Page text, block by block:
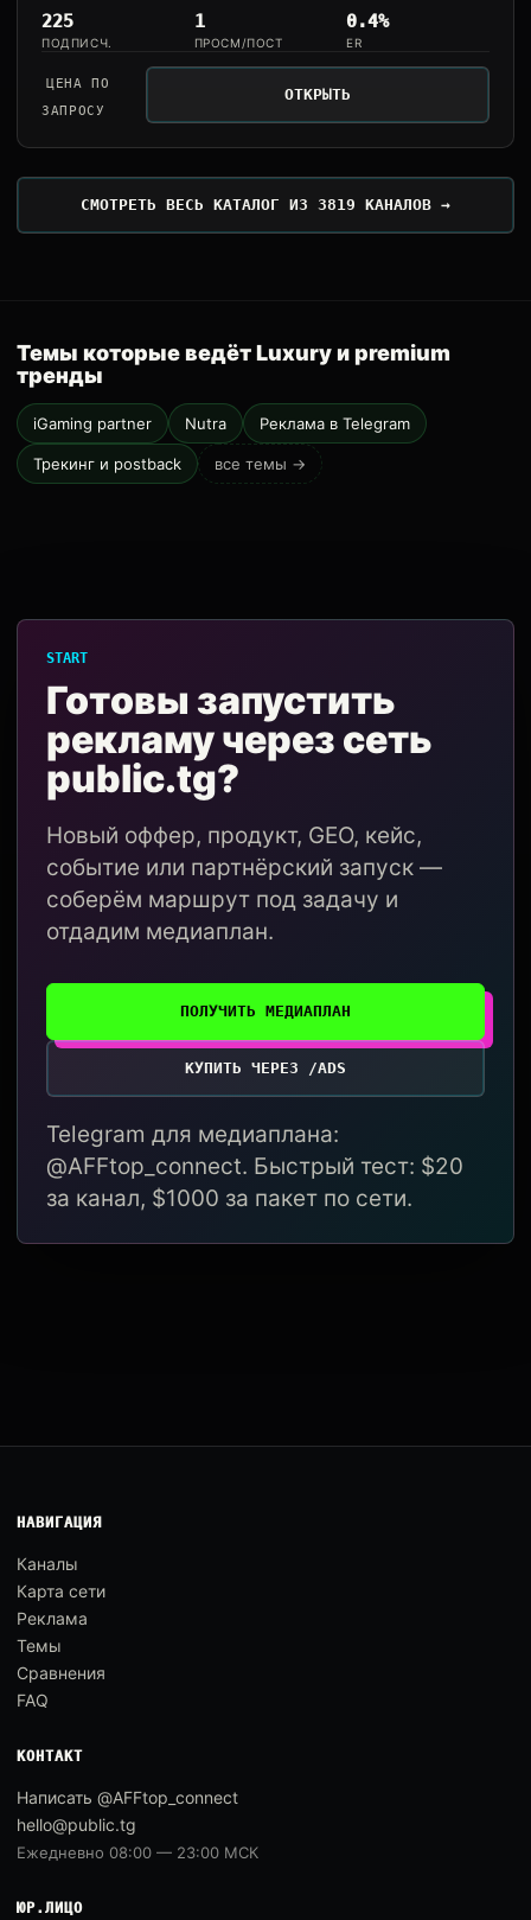
225
ПОДПИСЧ.
1
ПРОСМ/ПОСТ
0.4%
ER
ЦЕНА ПО
ЗАПРОСУ
ОТКРЫТЬ
СМОТРЕТЬ ВЕСЬ КАТАЛОГ ИЗ 3819 КАНАЛОВ →
Темы которые ведёт Luxury и premium
тренды
iGaming partner Nutra Реклама в Telegram
Трекинг и postback все темы →
START
Готовы запустить
рекламу через сеть
public.tg?
Новый оффер, продукт, GEO, кейс,
событие или партнёрский запуск —
соберём маршрут под задачу и
отдадим медиаплан.
ПОЛУЧИТЬ МЕДИАПЛАН
КУПИТЬ ЧЕРЕЗ /ADS
Telegram для медиаплана:
@AFFtop_connect. Быстрый тест: $20
за канал, $1000 за пакет по сети.
НАВИГАЦИЯ
Каналы
Карта сети
Реклама
Темы
Сравнения
FAQ
КОНТАКТ
Написать @AFFtop_connect
hello@public.tg
Ежедневно 08:00 — 23:00 МСК
ЮР.ЛИЦО